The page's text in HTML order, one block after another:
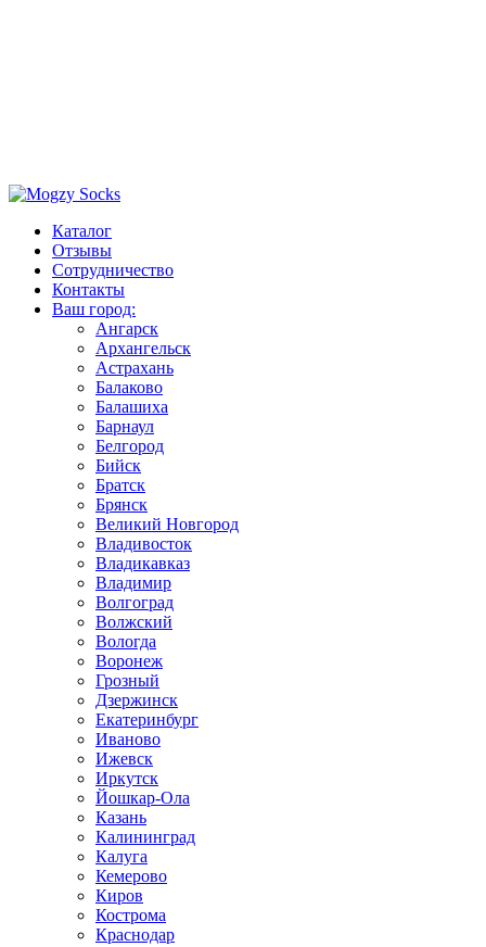
Каталог
Отзывы
Сотрудничество
Контакты
Ваш город:
Ангарск
Архангельск
Астрахань
Балаково
Балашиха
Барнаул
Белгород
Бийск
Братск
Брянск
Великий Новгород
Владивосток
Владикавказ
Владимир
Волгоград
Волжский
Вологда
Воронеж
Грозный
Дзержинск
Екатеринбург
Иваново
Ижевск
Иркутск
Йошкар-Ола
Казань
Калининград
Калуга
Кемерово
Киров
Кострома
Краснодар